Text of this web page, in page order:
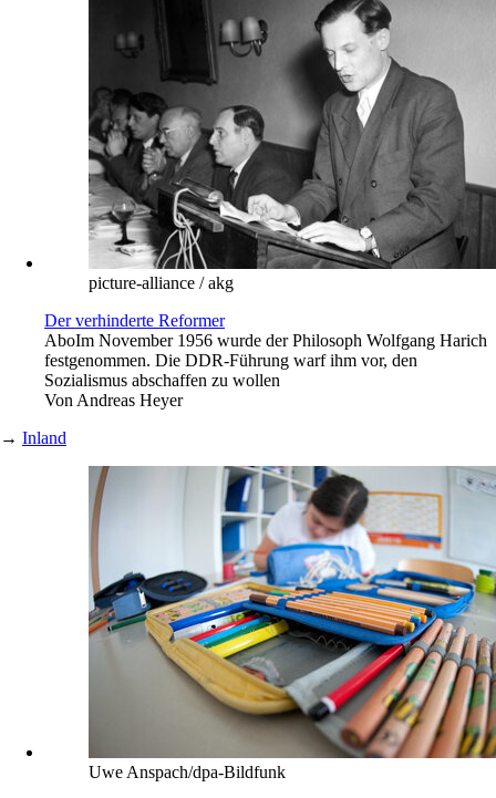
picture-alliance / akg
Der verhinderte Reformer
AboIm November 1956 wurde der Philosoph Wolfgang Harich
festgenommen. Die DDR-Führung warf ihm vor, den
Sozialismus abschaffen zu wollen
Von Andreas Heyer
→ Inland
Uwe Anspach/dpa-Bildfunk